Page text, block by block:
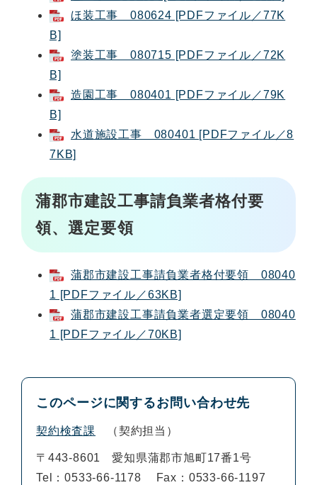
ほ装工事 080624 [PDFファイル／77K
B]
塗装工事 080715 [PDFファイル／72K
B]
造園工事 080401 [PDFファイル／79K
B]
水道施設工事 080401 [PDFファイル／8
7KB]
蒲郡市建設工事請負業者格付要
領、選定要領
蒲郡市建設工事請負業者格付要領 08040
1 [PDFファイル／63KB]
蒲郡市建設工事請負業者選定要領 08040
1 [PDFファイル／70KB]
このページに関するお問い合わせ先
契約検査課 契約担当
〒443-8601
愛知県蒲郡市旭町17番1号
Tel：0533-66-1178
Fax：0533-66-1197